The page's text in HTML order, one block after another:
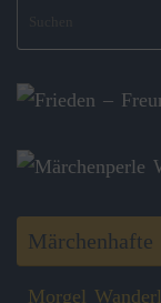
Märchenhafte
Morgel